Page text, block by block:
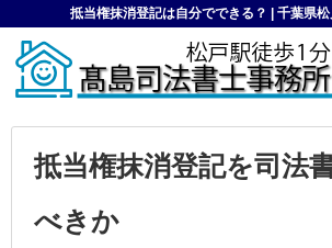
抵当権抹消登記は自分でできる？ | 千葉県
抵当権抹消登記を司法
べきか